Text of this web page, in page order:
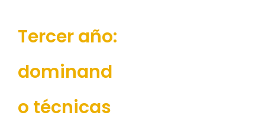
Tercer año:
dominand
o técnicas